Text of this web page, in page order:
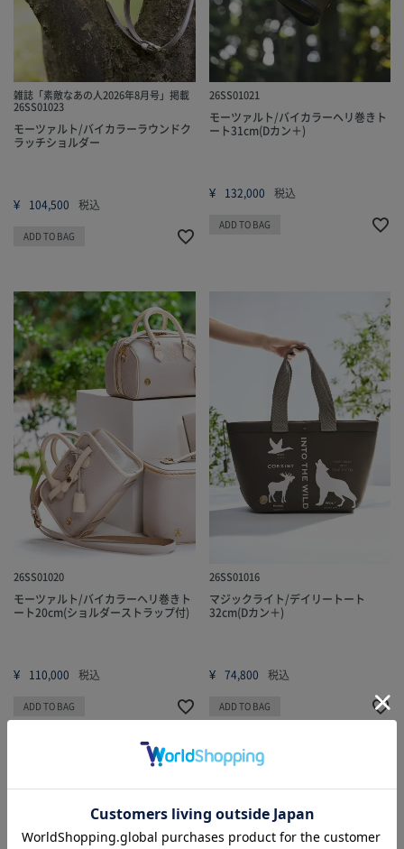
雑誌「素敵なあの人2026年8月号」掲載
26SS01023
モーツァルト/バイカラーラウンドク
ラッチショルダー
¥ 104,500 税込
ADD TO BAG
26SS01021
モーツァルト/バイカラーヘリ巻きト
ート31cm(Dカン＋)
¥ 132,000 税込
ADD TO BAG
26SS01020
モーツァルト/バイカラーヘリ巻きト
ート20cm(ショルダーストラップ付)
¥ 110,000 税込
ADD TO BAG
26SS01016
マジックライト/デイリートート
32cm(Dカン＋)
¥ 74,800 税込
ADD TO BAG